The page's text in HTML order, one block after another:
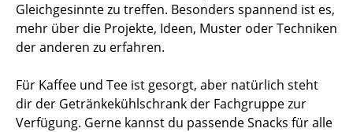
Gleichgesinnte zu treffen. Besonders spannend ist es,
mehr über die Projekte, Ideen, Muster oder Techniken
der anderen zu erfahren.
Für Kaffee und Tee ist gesorgt, aber natürlich steht
dir der Getränkekühlschrank der Fachgruppe zur
Verfügung. Gerne kannst du passende Snacks für alle